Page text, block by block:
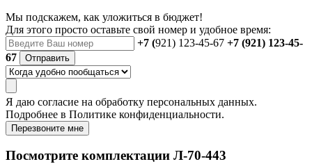
Мы подскажем, как уложиться в бюджет!
Для этого просто оставьте свой номер и удобное время:
+7 (921) 123-45-67 +7 (921) 123-45-
67
Отправить
Я даю согласие на обработку персональных данных.
Подробнее в Политике конфиденциальности.
Перезвоните мне
Посмотрите комплектации Л-70-443